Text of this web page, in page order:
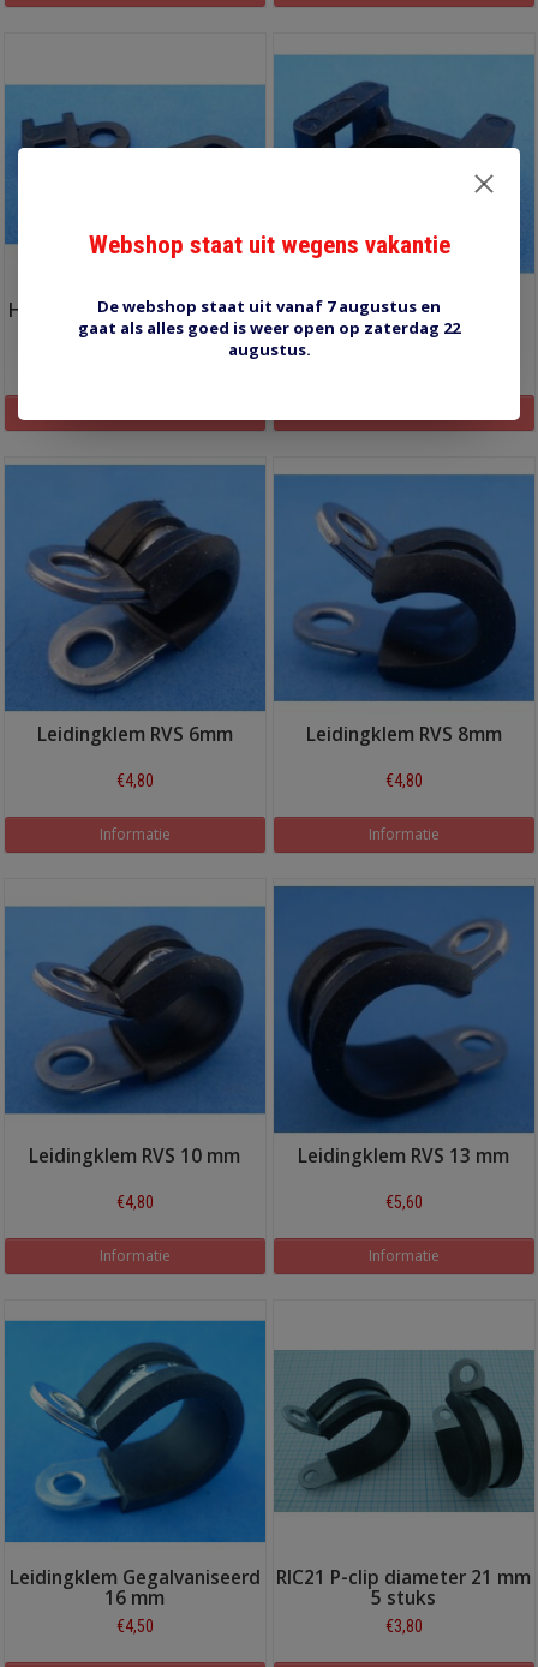
HC-0LBK 100 stuks montage
bundelband
HC-2B 100 stuks montage
bundelband
Leidingklem RVS 6mm
€4,80
Informatie
Leidingklem RVS 8mm
€4,80
Informatie
Leidingklem RVS 10 mm
€4,80
Informatie
Leidingklem RVS 13 mm
€5,60
Informatie
Leidingklem Gegalvaniseerd
16 mm
€4,50
RIC21 P-clip diameter 21 mm
5 stuks
€3,80
Webshop staat uit wegens vakantie
De webshop staat uit vanaf 7 augustus en
gaat als alles goed is weer open op zaterdag 22
augustus.